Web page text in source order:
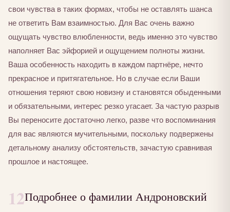
свои чувства в таких формах, чтобы не оставлять шанса
не ответить Вам взаимностью. Для Вас очень важно
ощущать чувство влюбленности, ведь именно это чувство
наполняет Вас эйфорией и ощущением полноты жизни.
Ваша особенность находить в каждом партнёре, нечто
прекрасное и притягательное. Но в случае если Ваши
отношения теряют свою новизну и становятся обыденными
и обязательными, интерес резко угасает. За частую разрыв
Вы переносите достаточно легко, разве что воспоминания
для вас являются мучительными, поскольку подвержены
детальному анализу обстоятельств, зачастую сравнивая
прошлое и настоящее.
12Подробнее о фамилии Андроновский